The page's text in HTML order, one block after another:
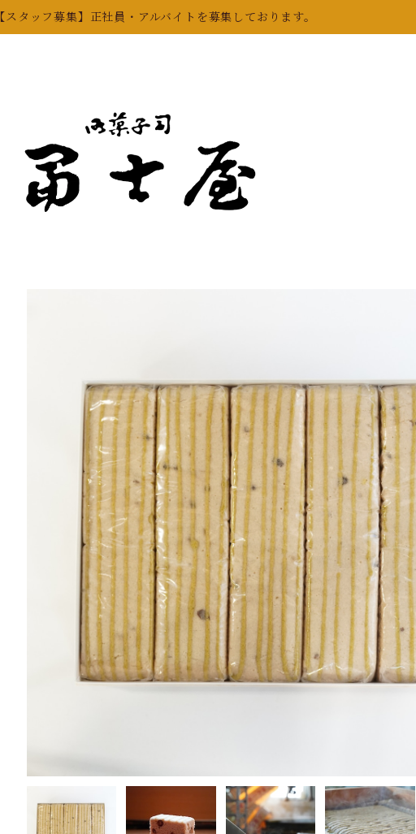
【スタッフ募集】正社員・アルバイトを募集しております。